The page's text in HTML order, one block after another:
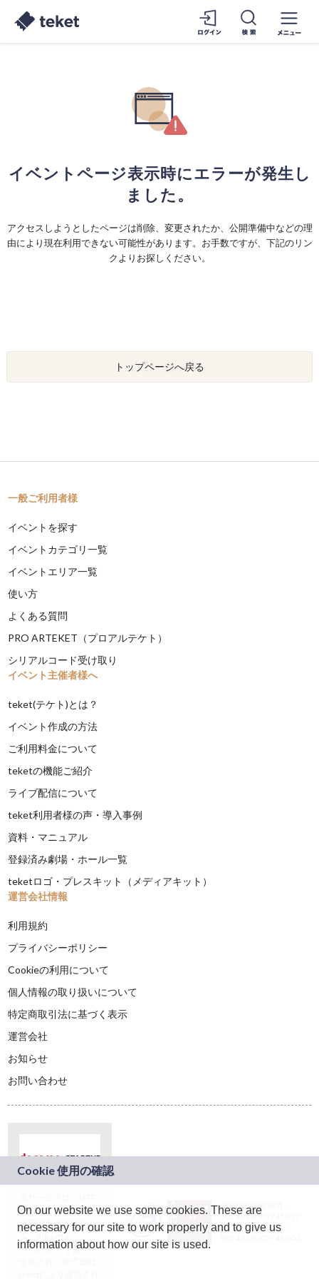
イベントページ表示時にエラーが発生し
ました。
アクセスしようとしたページは削除、変更されたか、公開準備中などの理
由により現在利用できない可能性があります。お手数ですが、下記のリン
クよりお探しください。
トップページへ戻る
一般ご利用者様
イベントを探す
イベントカテゴリ一覧
イベントエリア一覧
使い方
よくある質問
PRO ARTEKET（プロアルテケト）
シリアルコード受け取り
イベント主催者様へ
teket(テケト)とは？
イベント作成の方法
ご利用料金について
teketの機能ご紹介
ライブ配信について
teket利用者様の声・導入事例
資料・マニュアル
登録済み劇場・ホール一覧
teketロゴ・プレスキット（メディアキット）
運営会社情報
利用規約
プライバシーポリシー
Cookieの利用について
個人情報の取り扱いについて
特定商取引法に基づく表示
運営会社
お知らせ
お問い合わせ
ドコモグループの新
規事業創出プログラ
ム「docomo
STARTUP」を通じて
JASRAC許諾番号：
9024936001Y45037
JASRAC許諾番号：
On our website we use some cookies. These are
necessary for our site to work properly and to give us
information about how our site is used.